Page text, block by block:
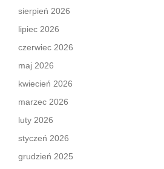
sierpień 2026
lipiec 2026
czerwiec 2026
maj 2026
kwiecień 2026
marzec 2026
luty 2026
styczeń 2026
grudzień 2025